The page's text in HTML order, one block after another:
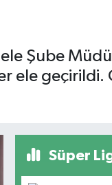
Şube
ele geçirildi.
Süper